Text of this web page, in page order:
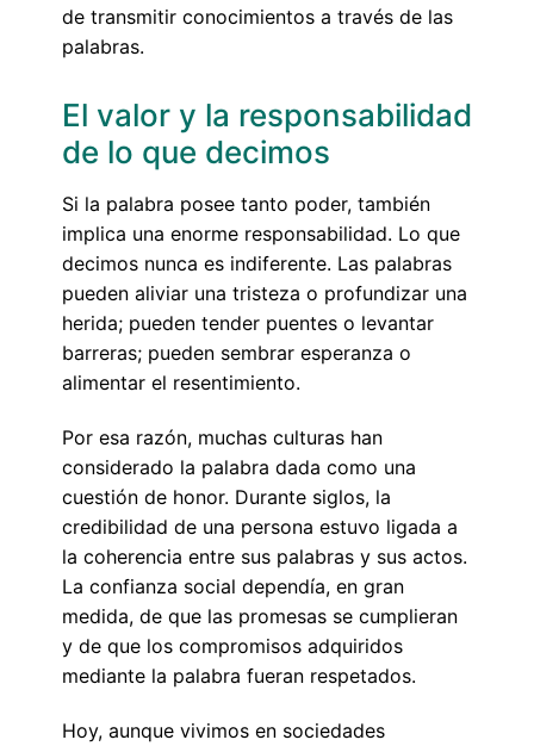
de transmitir conocimientos a través de las
palabras.
El valor y la responsabilidad
de lo que decimos
Si la palabra posee tanto poder, también
implica una enorme responsabilidad. Lo que
decimos nunca es indiferente. Las palabras
pueden aliviar una tristeza o profundizar una
herida; pueden tender puentes o levantar
barreras; pueden sembrar esperanza o
alimentar el resentimiento.
Por esa razón, muchas culturas han
considerado la palabra dada como una
cuestión de honor. Durante siglos, la
credibilidad de una persona estuvo ligada a
la coherencia entre sus palabras y sus actos.
La confianza social dependía, en gran
medida, de que las promesas se cumplieran
y de que los compromisos adquiridos
mediante la palabra fueran respetados.
Hoy, aunque vivimos en sociedades